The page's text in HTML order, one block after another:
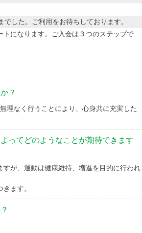
でした。ご利用をお待ちしております。
になります。ご入会は３つのステップで
？
理なく行うことにより、心身共に充実した
ってどのようなことが期待できます
が、運動は健康維持、増進を目的に行われ
ます。